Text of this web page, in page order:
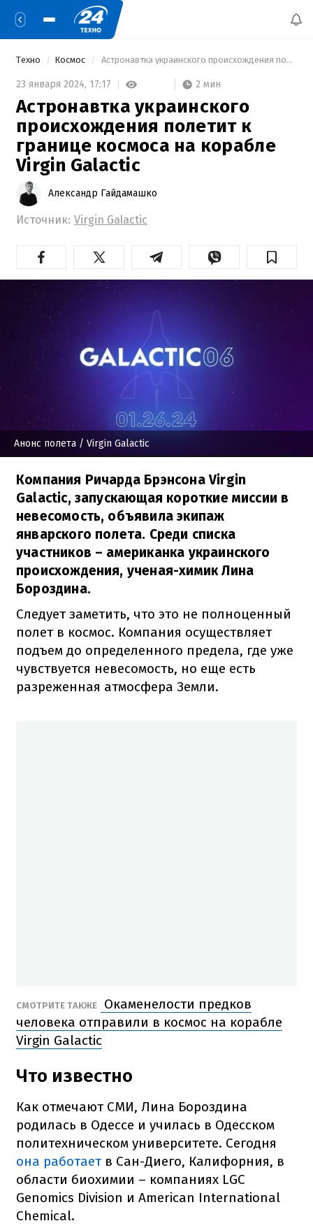
Техно Космос Астронавтка украинского происхождения полетит к границе космоса на корабле Virgin Galactic
23 января 2024, 17:17 2 мин
Астронавтка украинского
происхождения полетит к
границе космоса на корабле
Virgin Galactic
Александр Гайдамашко
Источник: Virgin Galactic
Анонс полета / Virgin Galactic
Компания Ричарда Брэнсона Virgin
Galactic, запускающая короткие миссии в
невесомость, объявила экипаж
январского полета. Среди списка
участников – американка украинского
происхождения, ученая-химик Лина
Бороздина.
Следует заметить, что это не полноценный
полет в космос. Компания осуществляет
подъем до определенного предела, где уже
чувствуется невесомость, но еще есть
разреженная атмосфера Земли.
СМОТРИТЕ ТАКЖЕ
Окаменелости предков
человека отправили в космос на корабле
Virgin Galactic
Что известно
Как отмечают СМИ, Лина Бороздина
родилась в Одессе и училась в Одесском
политехническом университете. Сегодня
она работаетв Сан-Диего, Калифорния, в
области биохимии – компаниях LGC
Genomics Division и American International
Chemical.